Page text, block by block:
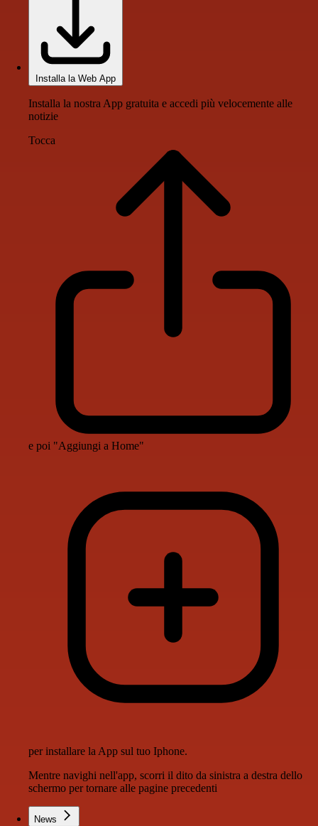
Installa la Web App
Installa la nostra App gratuita e accedi più velocemente alle
notizie
Tocca
e poi "Aggiungi a Home"
per installare la App sul tuo Iphone.
Mentre navighi nell'app, scorri il dito da sinistra a destra dello
schermo per tornare alle pagine precedenti
News